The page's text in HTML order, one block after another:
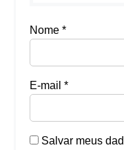
Nome *
E-mail *
Salvar meus